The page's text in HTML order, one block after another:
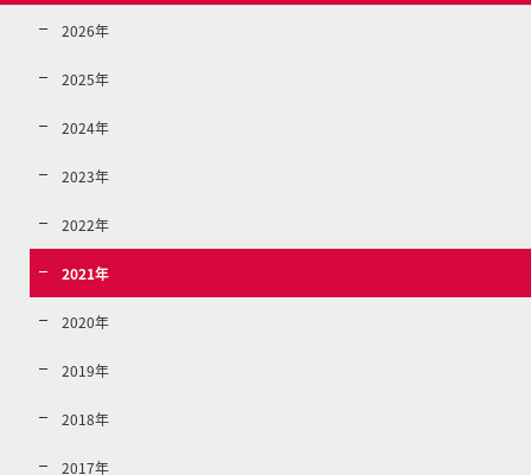
2026年
2025年
2024年
2023年
2022年
2021年
2020年
2019年
2018年
2017年